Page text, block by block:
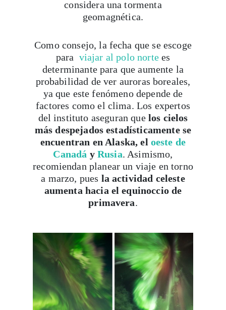
Como consejo, la fecha que se escoge
determinante para que aumente la
probabilidad de ver auroras boreales,
ya que este fenómeno depende de
factores como el clima. Los expertos
del instituto aseguran quelos cielos
más despejados estadísticamente se
encuentran en Alaska, eloeste de
CanadáyRusia. Asimismo,
recomiendan planear un viaje en torno
a marzo, puesla actividad celeste
aumenta hacia el equinoccio de
primavera.
Viaja con Travesías, recibe cada semana
itinerarios, tips de insider y las guías más
Suscribirme